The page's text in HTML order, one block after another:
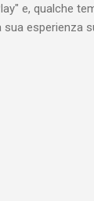
e, qualche
esperienza